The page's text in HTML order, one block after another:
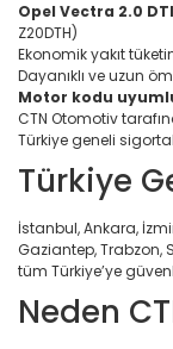
Opel Vectra 2.0
Z20DTH)
Ekonomik yakıt
Dayanıklı ve uzun
Motor kodu
CTN Otomotiv
Türkiye geneli
Türkiye
İstanbul, Ankara,
Gaziantep, Trabzon,
tüm Türkiye’ye
Neden